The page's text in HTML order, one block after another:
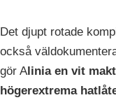
Det djupt rotade
också
gör Alinia en vit
högerextrema